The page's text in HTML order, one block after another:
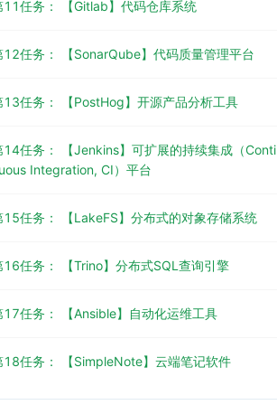
11任务： 【Gitlab】代码仓库系统
12任务： 【SonarQube】代码质量管理平台
13任务： 【PostHog】开源产品分析工具
14任务： 【Jenkins】可扩展的持续集成（Conti
Integration, CI）平台
15任务： 【LakeFS】分布式的对象存储系统
16任务： 【Trino】分布式SQL查询引擎
17任务： 【Ansible】自动化运维工具
18任务： 【SimpleNote】云端笔记软件